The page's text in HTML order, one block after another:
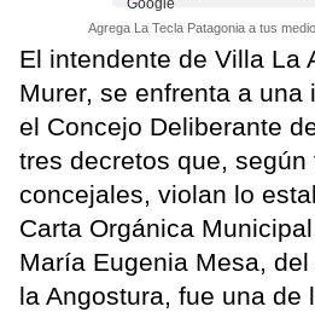
Agrega La Tecla Patagonia a tus
El intendente de Villa La
Murer, se enfrenta a una
el Concejo Deliberante
tres decretos que, según
concejales, violan lo
Carta Orgánica
María Eugenia Mesa,
la Angostura, fue una de